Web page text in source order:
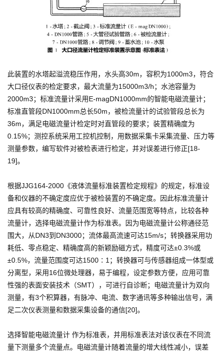
此装置的水塔起溢流稳压作用，水头高30m，容积为1000m3，符合
大口径仪表的检定要求，最大流量为15000m3/h；水池容量为
2000m3；标准流量计采用E-magDN1000mm的智能电磁流量计；
标准直管段DN1000mm总长50m，被检流量计的试验管段总长为
36m，满足电磁流量计检定时对直管段的要求；装置精确度为
0.15%；测控系统采用工控机控制，用数据采集卡采集流量、压力等
测量参数，编写软件对被检表进行检定，并对误差进行修正[18-
19]。
根据JJG164-2000《液体流量标准装置检定规程》的规定，标准设
备和仪器的不确定度应优于被检装置的不确定度。因此标准流量计
应具有较高的精确度、可靠性良好、流量范围宽等特点，比较各种
流量计，选择电磁流量计作为标准表。因为电磁流量计公称通径范
围大，从DN3到DN3000；流体最高流速可达15m/s；转换器采用功
耗低、零点稳定、精确度高的新颖励磁方式，精度可达±0.3%或
±0.5%，流量范围度可达1500∶1；转换器可与传感器组成一体型或
分离型，采用16位微处理器，易于编程，设定参数方便，应用可靠
性强的表面安装技术（SMT），可进行自诊断；电磁流量计为双向
测量，有3个积算器，有脉冲、电流、数字通讯等多种输出信号，满
足二次仪表测量和数据采集设备的通信[20]。
选择智能电磁流量计 作为标准表，并用标准表法对该仪表在不同流
量下测量多个流量点。电磁流量计随着流量的增大线性减小，误差